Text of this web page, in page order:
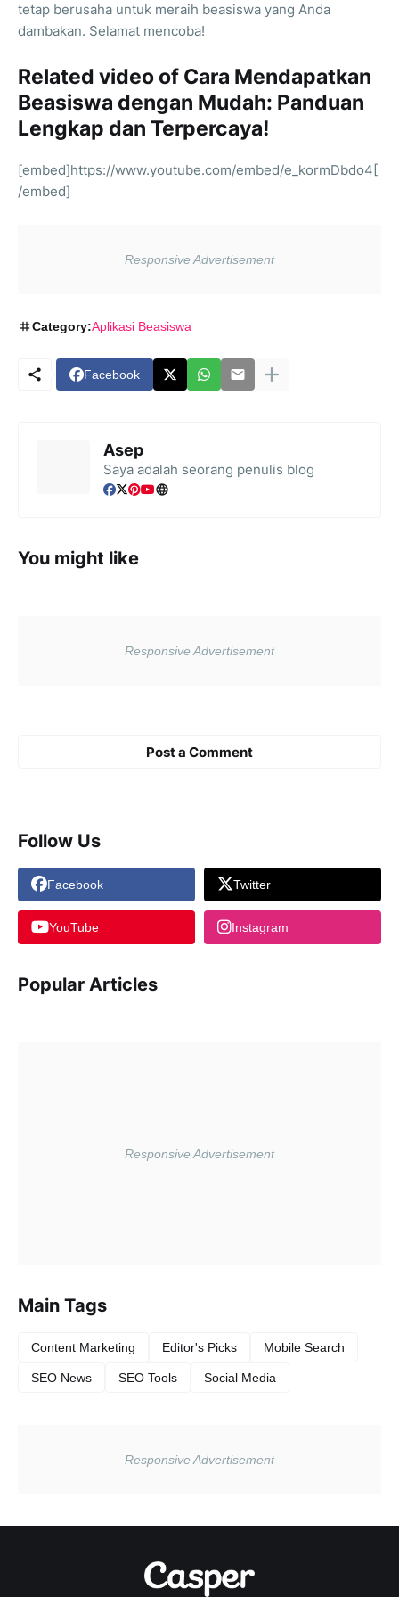
tetap berusaha untuk meraih beasiswa yang Anda
dambakan. Selamat mencoba!
Related video of Cara Mendapatkan
Beasiswa dengan Mudah: Panduan
Lengkap dan Terpercaya!
[embed]https://www.youtube.com/embed/e_kormDbdo4[
/embed]
Category:Aplikasi Beasiswa
Facebook
Asep
Saya adalah seorang penulis blog
You might like
Post a Comment
Follow Us
Facebook Twitter
YouTube Instagram
Popular Articles
Main Tags
Content Marketing Editor's Picks Mobile Search
SEO News SEO Tools Social Media